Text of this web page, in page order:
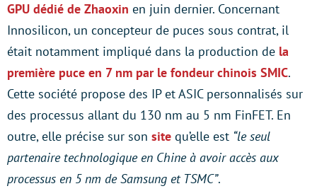
GPU dédié de Zhaoxin en juin dernier. Concernant
Innosilicon, un concepteur de puces sous contrat, il
était notamment impliqué dans la production de la
première puce en 7 nm par le fondeur chinois SMIC.
Cette société propose des IP et ASIC personnalisés sur
des processus allant du 130 nm au 5 nm FinFET. En
outre, elle précise sur son site qu’elle est “le seul
partenaire technologique en Chine à avoir accès aux
processus en 5 nm de Samsung et TSMC”.